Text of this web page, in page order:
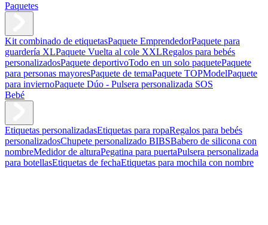
Paquetes
Kit combinado de etiquetasPaquete EmprendedorPaquete para
guardería XLPaquete Vuelta al cole XXLRegalos para bebés
personalizadosPaquete deportivoTodo en un solo paquetePaquete
para personas mayoresPaquete de temaPaquete TOPModelPaquete
para inviernoPaquete Dúo - Pulsera personalizada SOS
Bebé
Etiquetas personalizadasEtiquetas para ropaRegalos para bebés
personalizadosChupete personalizado BIBSBabero de silicona con
nombreMedidor de alturaPegatina para puertaPulsera personalizada
para botellasEtiquetas de fechaEtiquetas para mochila con nombre